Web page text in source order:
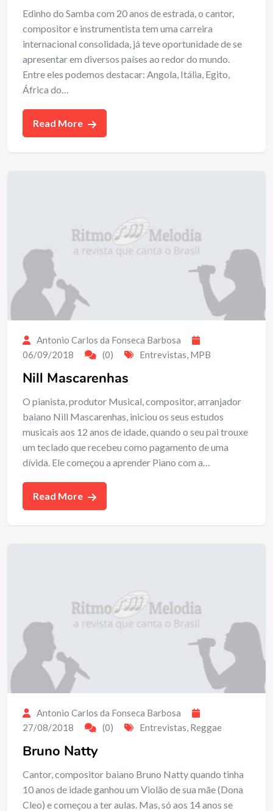
Edinho do Samba com 20 anos de estrada, o cantor,
compositor e instrumentista tem uma carreira
internacional consolidada, já teve oportunidade de se
apresentar em diversos países ao redor do mundo.
Entre eles podemos destacar: Angola, Itália, Egito,
África do…
Read More
Antonio Carlos da Fonseca Barbosa
06/09/2018
(0) Entrevistas, MPB
Nill Mascarenhas
O pianista, produtor Musical, compositor, arranjador
baiano Nill Mascarenhas, iniciou os seus estudos
musicais aos 12 anos de idade, quando o seu pai trouxe
um teclado que recebeu como pagamento de uma
dívida. Ele começou a aprender Piano com a…
Read More
Antonio Carlos da Fonseca Barbosa
27/08/2018
(0) Entrevistas, Reggae
Bruno Natty
Cantor, compositor baiano Bruno Natty quando tinha
10 anos de idade ganhou um Violão de sua mãe (Dona
Cleo) e começou a ter aulas. Mas, só aos 14 anos se